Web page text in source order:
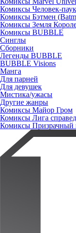
Комиксы Человек-
Комиксы Бэтмен
Комиксы Земля
Комиксы BUBBLE
Синглы
Сборники
Легенды BUBBLE
BUBBLE Visions
Манга
Для парней
Для девушек
Мистика/ужасы
Другие жанры
Комиксы Майор Гром
Комиксы Лига
Комиксы Призрачный